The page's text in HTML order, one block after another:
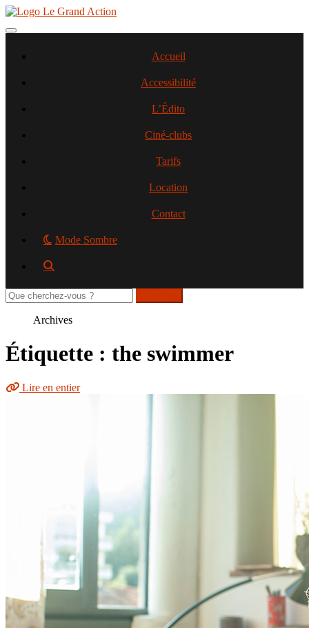
Aller
contenu
Toggle navigation
Accueil
Accessibilité
L’Édito
Ciné-clubs
Tarifs
Location
Contact
Mode Sombre
Rechercher
sur
Archives
Étiquette : the swimmer
Lire en entier